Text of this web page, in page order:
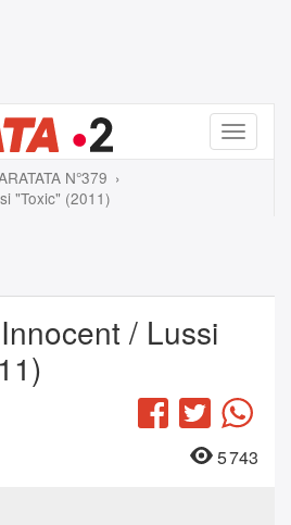
Menu
N°379
"Toxic" (2011)
/ Lussi
Facebook
Twitter
5 743